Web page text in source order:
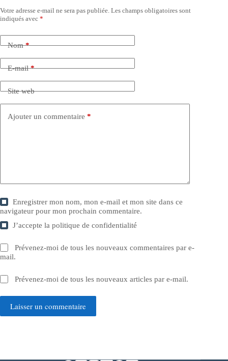
Votre adresse e-mail ne sera pas publiée. Les champs obligatoires sont
indiqués avec *
Nom*
E-mail*
Site web
Ajouter un commentaire *
Enregistrer mon nom, mon e-mail et mon site dans ce
navigateur pour mon prochain commentaire.
J’accepte lapolitique de confidentialité
Prévenez-moi de tous les nouveaux commentaires par e-
mail.
Prévenez-moi de tous les nouveaux articles par e-mail.
Laisser un commentaire